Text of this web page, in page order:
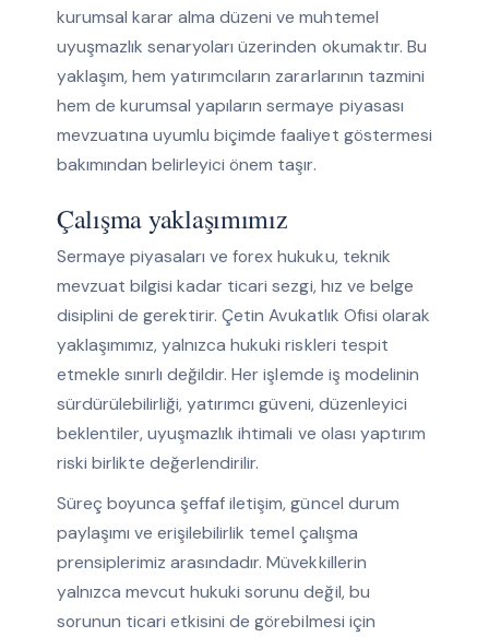
kurumsal karar alma düzeni ve muhtemel
uyuşmazlık senaryoları üzerinden okumaktır. Bu
yaklaşım, hem yatırımcıların zararlarının tazmini
hem de kurumsal yapıların sermaye piyasası
mevzuatına uyumlu biçimde faaliyet göstermesi
bakımından belirleyici önem taşır.
Çalışma yaklaşımımız
Sermaye piyasaları ve forex hukuku, teknik
mevzuat bilgisi kadar ticari sezgi, hız ve belge
disiplini de gerektirir. Çetin Avukatlık Ofisi olarak
yaklaşımımız, yalnızca hukuki riskleri tespit
etmekle sınırlı değildir. Her işlemde iş modelinin
sürdürülebilirliği, yatırımcı güveni, düzenleyici
beklentiler, uyuşmazlık ihtimali ve olası yaptırım
riski birlikte değerlendirilir.
Süreç boyunca şeffaf iletişim, güncel durum
paylaşımı ve erişilebilirlik temel çalışma
prensiplerimiz arasındadır. Müvekkillerin
yalnızca mevcut hukuki sorunu değil, bu
sorunun ticari etkisini de görebilmesi için